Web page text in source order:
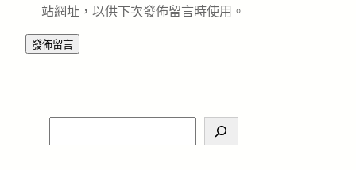
站網址，以供下次發佈留言時使用。
e